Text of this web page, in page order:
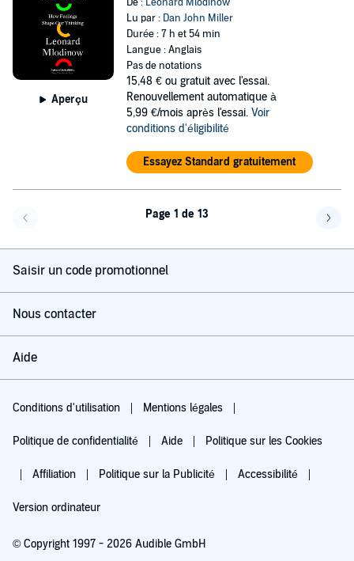
Aperçu
Lu par : Dan John Miller
Durée : 7 h et 54 min
Langue : Anglais
Pas de notations
15,48 € ou gratuit avec l'essai.
Renouvellement automatique à
5,99 €/mois après l'essai. Voir
conditions d'éligibilité
Essayez Standard gratuitement
Page 1 de 13
Saisir un code promotionnel
Nous contacter
Aide
Conditions d'utilisation Mentions légales
Politique de confidentialité Aide Politique sur les Cookies
Affiliation Politique sur la Publicité Accessibilité
Version ordinateur
© Copyright 1997 - 2026 Audible GmbH